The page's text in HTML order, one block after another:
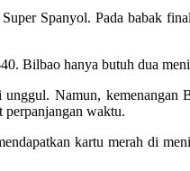
Spanyol. Pada
Bilbao hanya butuh dua
Namun,
perpanjangan waktu.
kartu merah di